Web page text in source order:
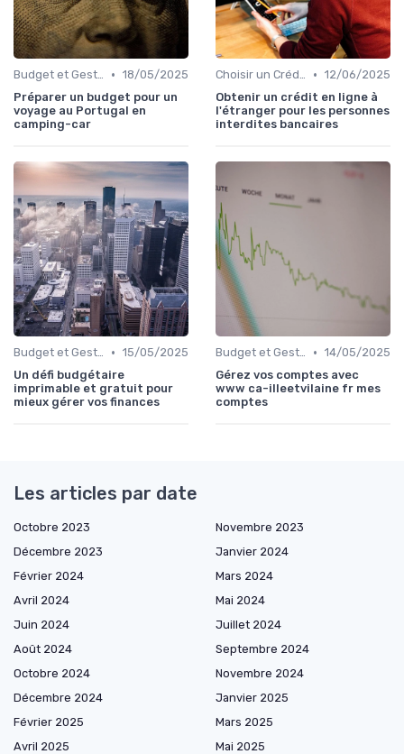
Budget et Gestion des Finances Personnelles • 18/05/2025
Préparer un budget pour un
voyage au Portugal en
camping-car
Choisir un Crédit Immobilier • 12/06/2025
Obtenir un crédit en ligne à
l'étranger pour les personnes
interdites bancaires
Budget et Gestion des Finances Personnelles • 15/05/2025
Un défi budgétaire
imprimable et gratuit pour
mieux gérer vos finances
Budget et Gestion des Finances Personnelles • 14/05/2025
Gérez vos comptes avec
www ca-illeetvilaine fr mes
comptes
Les articles par date
Octobre 2023
Novembre 2023
Décembre 2023
Janvier 2024
Février 2024
Mars 2024
Avril 2024
Mai 2024
Juin 2024
Juillet 2024
Août 2024
Septembre 2024
Octobre 2024
Novembre 2024
Décembre 2024
Janvier 2025
Février 2025
Mars 2025
Avril 2025
Mai 2025